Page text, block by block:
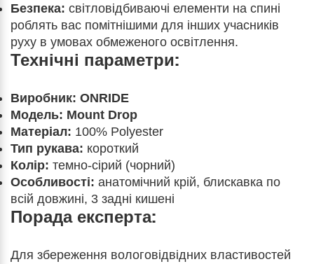
Безпека: світловідбиваючі елементи на спині
роблять вас помітнішими для інших учасників
руху в умовах обмеженого освітлення.
Технічні параметри:
Виробник: ONRIDE
Модель: Mount Drop
Матеріал: 100% Polyester
Тип рукава: короткий
Колір: темно-сірий (чорний)
Особливості: анатомічний крій, блискавка по
всій довжині, 3 задні кишені
Порада експерта:
Для збереження вологовідвідних властивостей